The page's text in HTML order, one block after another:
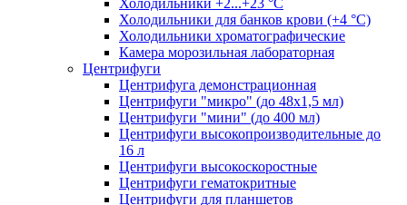
Холодильники +2...+23 °С
Холодильники для банков крови (+4 °С)
Холодильники хроматографические
Камера морозильная лабораторная
Центрифуги
Центрифуга демонстрационная
Центрифуги "микро" (до 48x1,5 мл)
Центрифуги "мини" (до 400 мл)
Центрифуги высокопроизводительные до
16 л
Центрифуги высокоскоростные
Центрифуги гематокритные
Центрифуги для планшетов